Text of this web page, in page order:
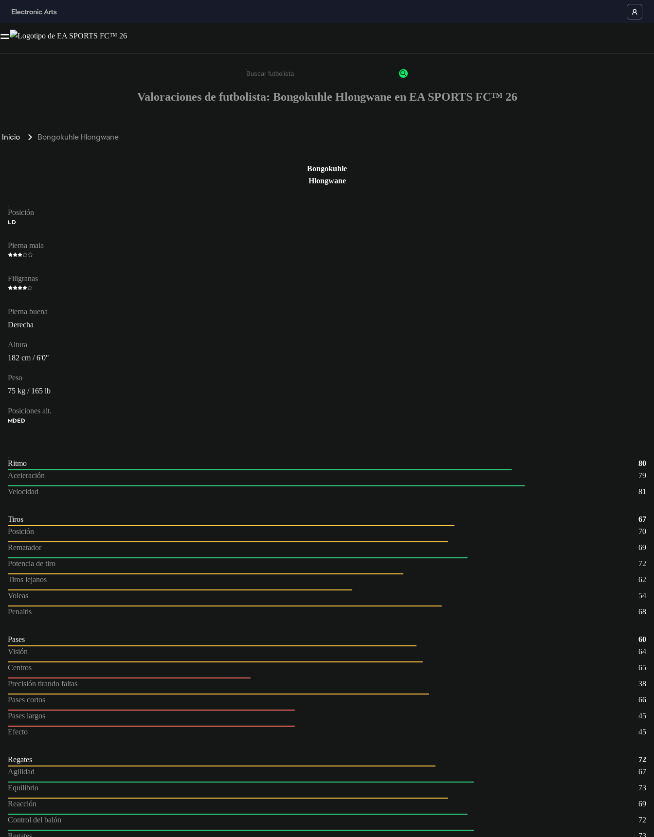
Escribe un mínimo de 3 caracteres o números.
Valoraciones de futbolista: Bongokuhle Hlongwane en EA SPORTS FC™ 26
Inicio Bongokuhle Hlongwane
Bongokuhle
Hlongwane
Posición
LD
Pierna mala
Filigranas
Pierna buena
Derecha
Altura
182 cm / 6'0"
Peso
75 kg / 165 lb
Posiciones alt.
MDED
Ritmo
80
Aceleración
79
Velocidad
81
Tiros
67
Posición
70
Rematador
69
Potencia de tiro
72
Tiros lejanos
62
Voleas
54
Penaltis
68
Pases
60
Visión
64
Centros
65
Precisión tirando faltas
38
Pases cortos
66
Pases largos
45
Efecto
45
Regates
72
Agilidad
67
Equilibrio
73
Reacción
69
Control del balón
72